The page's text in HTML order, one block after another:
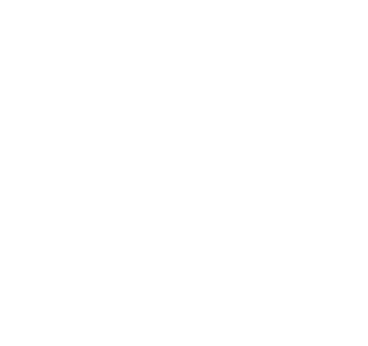
zależy? Jak wybrać
baterii. Z jednej strony
zasilanych urządzeń.
AA i AAA, w których pojemność
...